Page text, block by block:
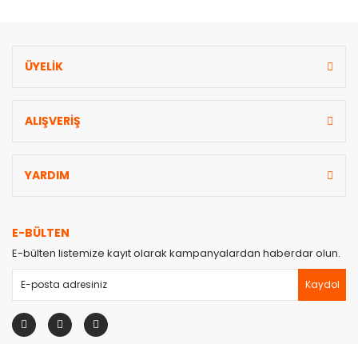
ÜYELİK
ALIŞVERİŞ
YARDIM
E-BÜLTEN
E-bülten listemize kayıt olarak kampanyalardan haberdar olun.
Kaydol